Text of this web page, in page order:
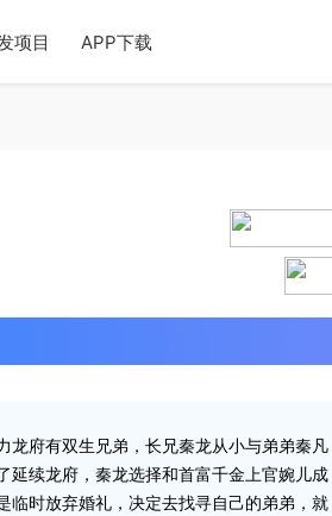
项目 APP下载
龙府有双生兄弟，长兄秦龙从小与弟弟秦凡
延续龙府，秦龙选择和首富千金上官婉儿成
临时放弃婚礼，决定去找寻自己的弟弟，就